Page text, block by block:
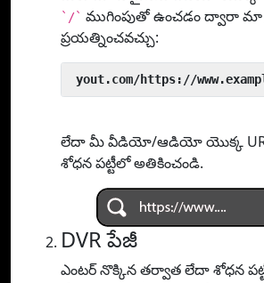
`/` ముగింపుతో ఉంచడం ద్వారా మా
ప్రయత్నించవచ్చు:
yout.com/https://
లేదా మీ వీడియో/ఆడియో యొక్క
శోధన పట్టీలో అతికించండి.
DVR పేజీ
ఎంటర్ నొక్కిన తర్వాత లేదా శోధన